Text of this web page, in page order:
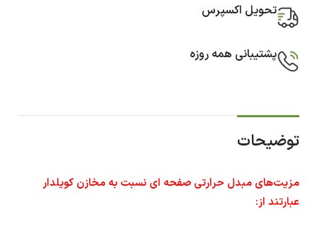
تحویل اکسپرس
پشتیبانی همه روزه
توضیحات
مزیت‌های مبدل‌ حرارتی صفحه ای نسبت به مخازن کویلدار
عبارتند از: